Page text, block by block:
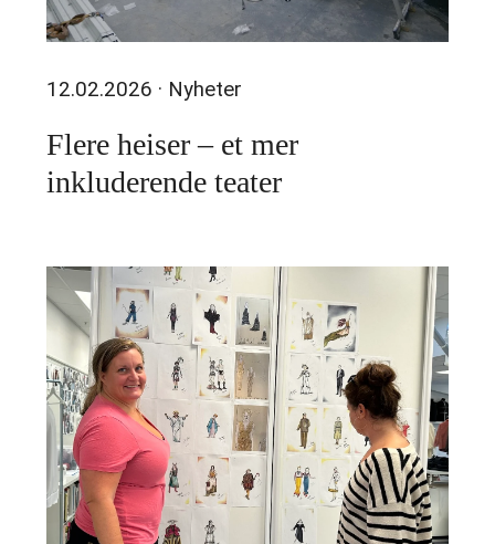
12.02.2026 · Nyheter
Flere heiser – et mer
inkluderende teater